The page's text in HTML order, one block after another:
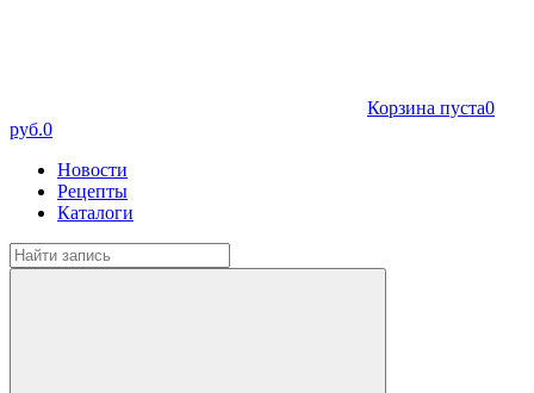
Корзина пуста0
руб.0
Новости
Рецепты
Каталоги